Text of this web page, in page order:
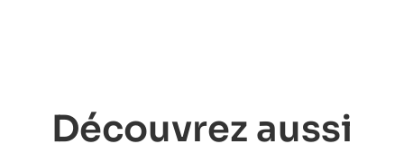
Découvrez aussi